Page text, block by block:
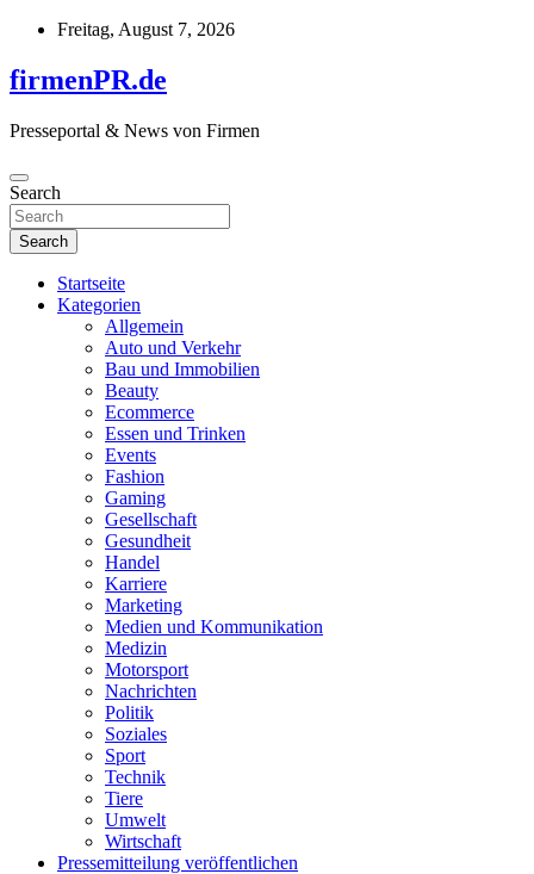
Skip
content
Freitag, August 7, 2026
firmenPR.de
Presseportal & News von Firmen
Search
Search
Startseite
Kategorien
Allgemein
Auto und Verkehr
Bau und Immobilien
Beauty
Ecommerce
Essen und Trinken
Events
Fashion
Gaming
Gesellschaft
Gesundheit
Handel
Karriere
Marketing
Medien und Kommunikation
Medizin
Motorsport
Nachrichten
Politik
Soziales
Sport
Technik
Tiere
Umwelt
Wirtschaft
Pressemitteilung veröffentlichen